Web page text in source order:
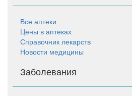
Все аптеки
Цены в аптеках
Справочник лекарств
Новости медицины
Заболевания